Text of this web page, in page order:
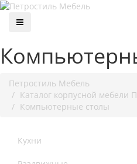
Петростиль Мебель
Каталог корпусной мебели
Компьютерные столы
Кухни